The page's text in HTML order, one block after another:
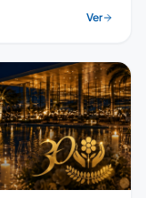
Ver